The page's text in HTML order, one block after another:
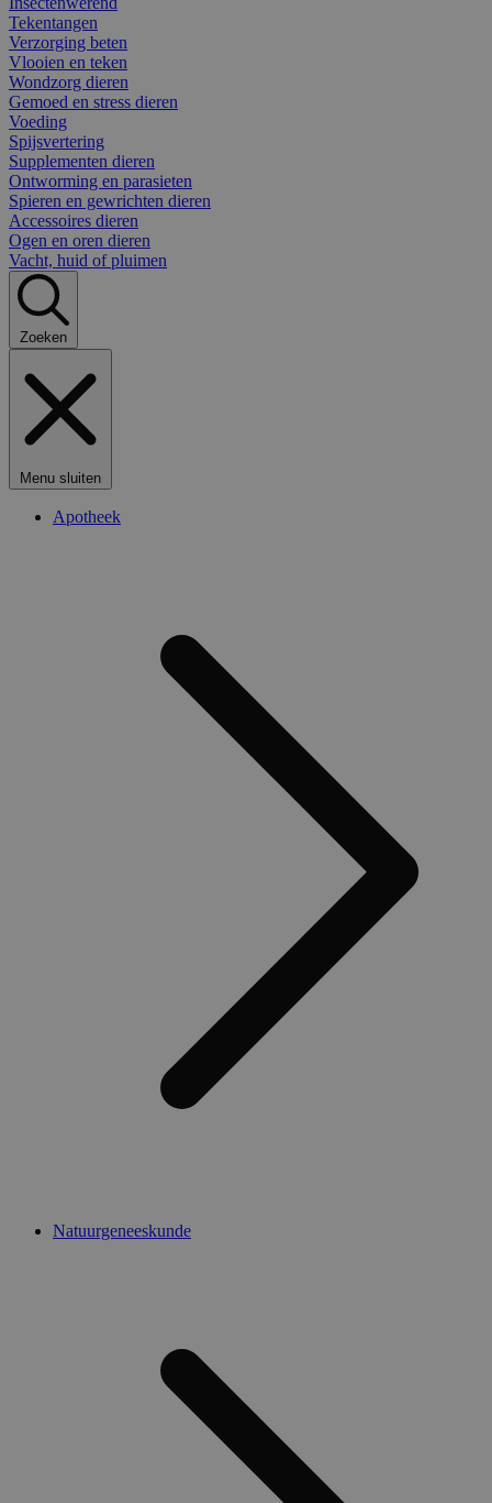
Tekentangen
Verzorging beten
Vlooien en teken
Wondzorg dieren
Gemoed en stress dieren
Voeding
Spijsvertering
Supplementen dieren
Ontworming en parasieten
Spieren en gewrichten dieren
Accessoires dieren
Ogen en oren dieren
Vacht, huid of pluimen
Zoeken
Menu sluiten
Apotheek
Natuurgeneeskunde